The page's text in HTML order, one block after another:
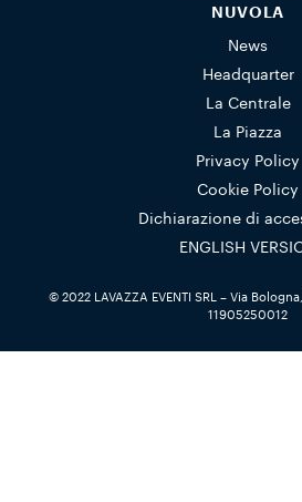
NUVOLA
News
Headquarter
La Centrale
La Piazza
Privacy Policy
Cookie Policy
Dichiarazione di
ENGLISH
© 2022 LAVAZZA EVENTI SRL – Via
11905250012